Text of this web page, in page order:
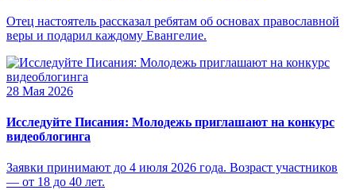
Отец настоятель рассказал ребятам об основах православной
веры и подарил каждому Евангелие.
28 Мая 2026
Исследуйте Писания: Молодежь приглашают на конкурс
видеоблогинга
Заявки принимают до 4 июля 2026 года. Возраст участников
— от 18 до 40 лет.